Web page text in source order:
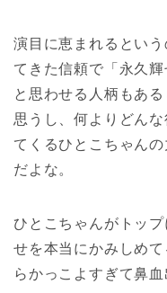
演目に恵まれるとい
てきた信頼で「永久
と思わせる人柄もあ
思うし、何よりどん
てくるひとこちゃん
だよな。
ひとこちゃんがトッ
せを本当にかみしめ
らかっこよすぎて鼻血